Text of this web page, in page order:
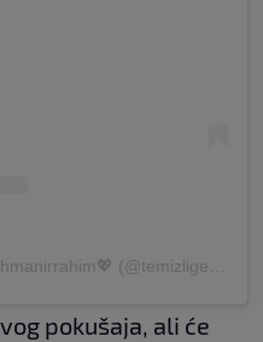
pokušaja, ali će